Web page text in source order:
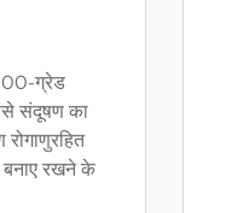
ग्रेड
संदूषण का
रखने के